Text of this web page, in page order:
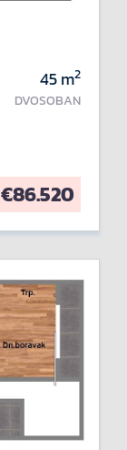
45m2
DVOSOBAN
€86.520